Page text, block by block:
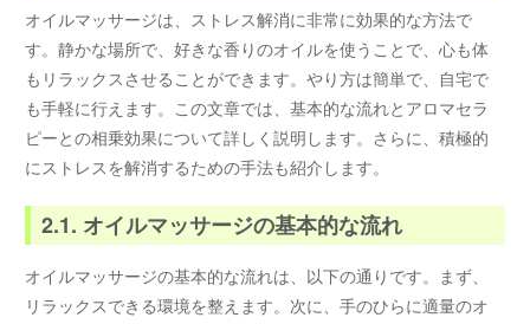
オイルマッサージは、ストレス解消に非常に効果的な方法で
す。静かな場所で、好きな香りのオイルを使うことで、心も体
もリラックスさせることができます。やり方は簡単で、自宅で
も手軽に行えます。この文章では、基本的な流れとアロマセラ
ピーとの相乗効果について詳しく説明します。さらに、積極的
にストレスを解消するための手法も紹介します。
2.1. オイルマッサージの基本的な流れ
オイルマッサージの基本的な流れは、以下の通りです。まず、
リラックスできる環境を整えます。次に、手のひらに適量のオ